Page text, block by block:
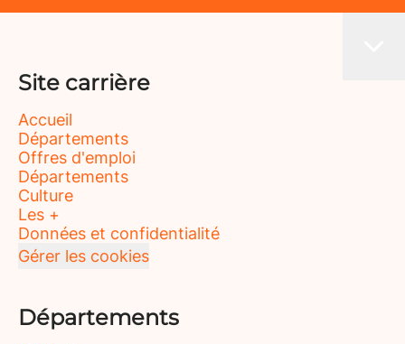
Site carrière
Accueil
Départements
Offres d'emploi
Départements
Culture
Les +
Données et confidentialité
Gérer les cookies
Départements